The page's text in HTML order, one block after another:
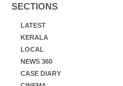
SECTIONS
LATEST
KERALA
LOCAL
NEWS 360
CASE DIARY